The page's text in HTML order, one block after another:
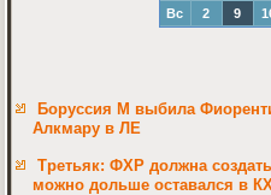
Вс
2 9
Боруссия М выбила
Алкмару в ЛЕ
Третьяк: ФХР должна
можно дольше оставался в